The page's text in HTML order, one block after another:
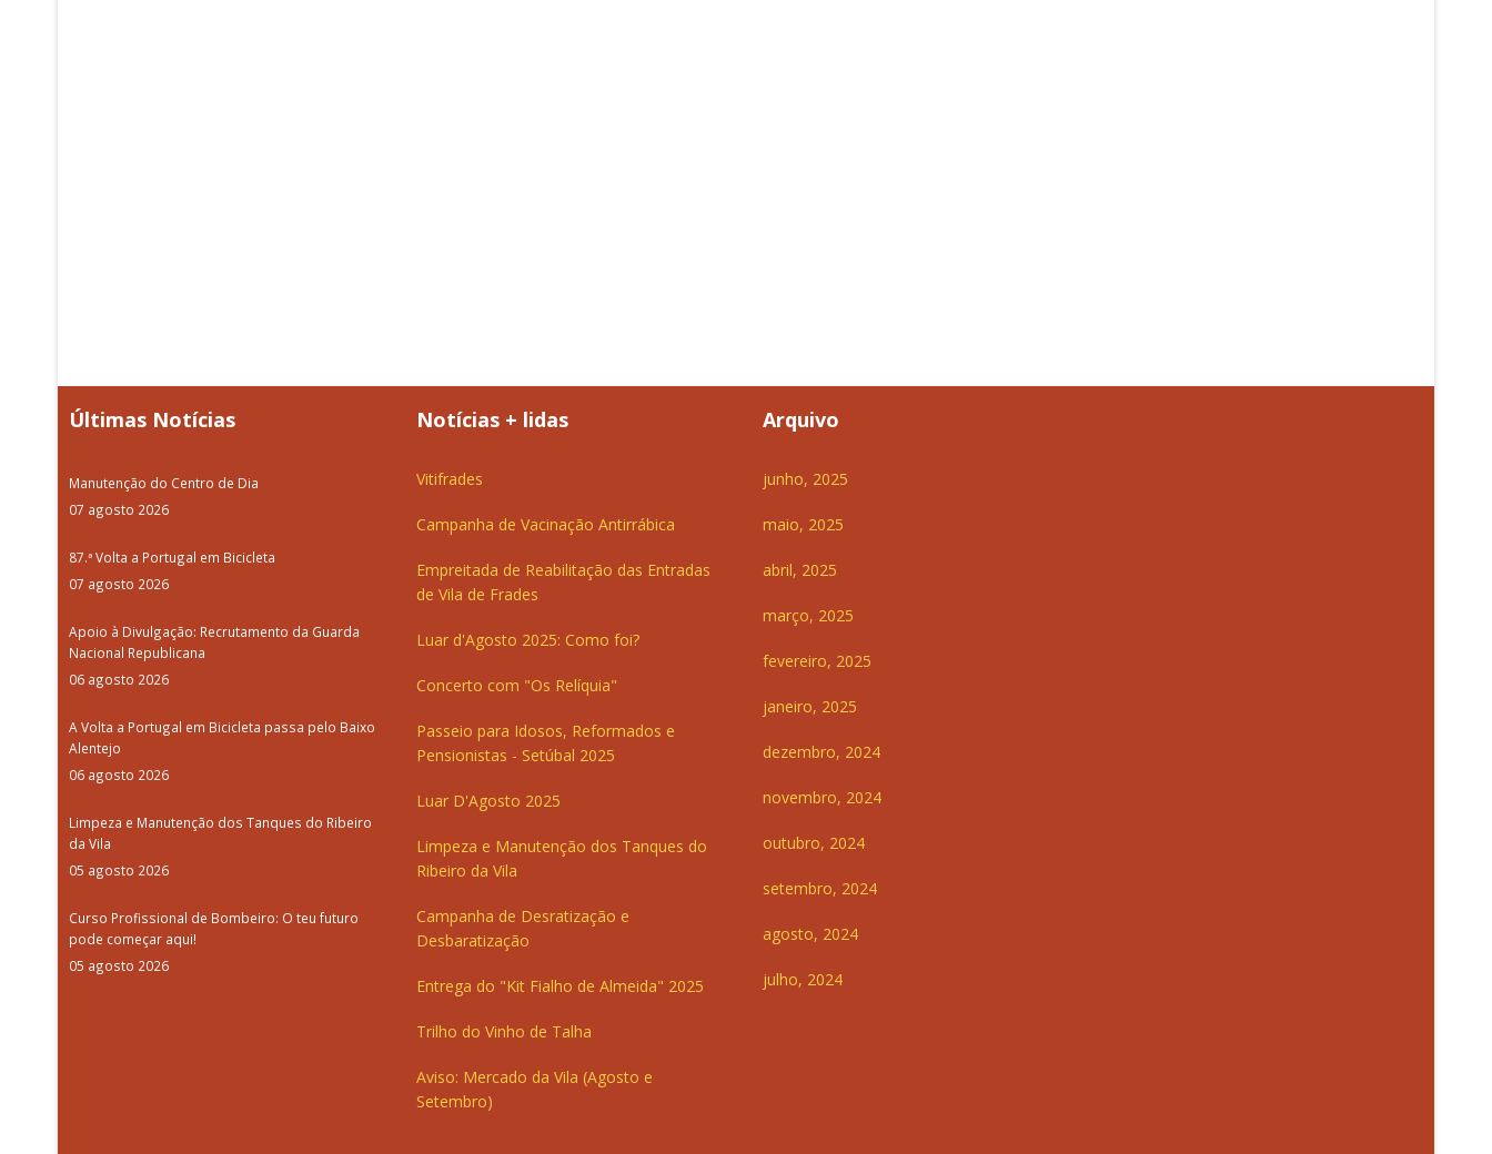
Últimas Notícias
Manutenção do Centro de Dia
07 agosto 2026
87.ª Volta a Portugal em Bicicleta
07 agosto 2026
Apoio à Divulgação: Recrutamento da Guarda
Nacional Republicana
06 agosto 2026
A Volta a Portugal em Bicicleta passa pelo Baixo
Alentejo
06 agosto 2026
Limpeza e Manutenção dos Tanques do Ribeiro
da Vila
05 agosto 2026
Curso Profissional de Bombeiro: O teu futuro
pode começar aqui!
05 agosto 2026
Notícias + lidas
Vitifrades
Campanha de Vacinação Antirrábica
Empreitada de Reabilitação das Entradas
de Vila de Frades
Luar d'Agosto 2025: Como foi?
Concerto com "Os Relíquia"
Passeio para Idosos, Reformados e
Pensionistas - Setúbal 2025
Luar D'Agosto 2025
Limpeza e Manutenção dos Tanques do
Ribeiro da Vila
Campanha de Desratização e
Desbaratização
Entrega do "Kit Fialho de Almeida" 2025
Trilho do Vinho de Talha
Aviso: Mercado da Vila (Agosto e
Setembro)
Arquivo
junho, 2025
maio, 2025
abril, 2025
março, 2025
fevereiro, 2025
janeiro, 2025
dezembro, 2024
novembro, 2024
outubro, 2024
setembro, 2024
agosto, 2024
julho, 2024